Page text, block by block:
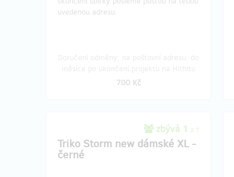
uvedenou adresu.
700 Kč
zbývá 1 z 1
Triko Storm new dámské XL -
černé